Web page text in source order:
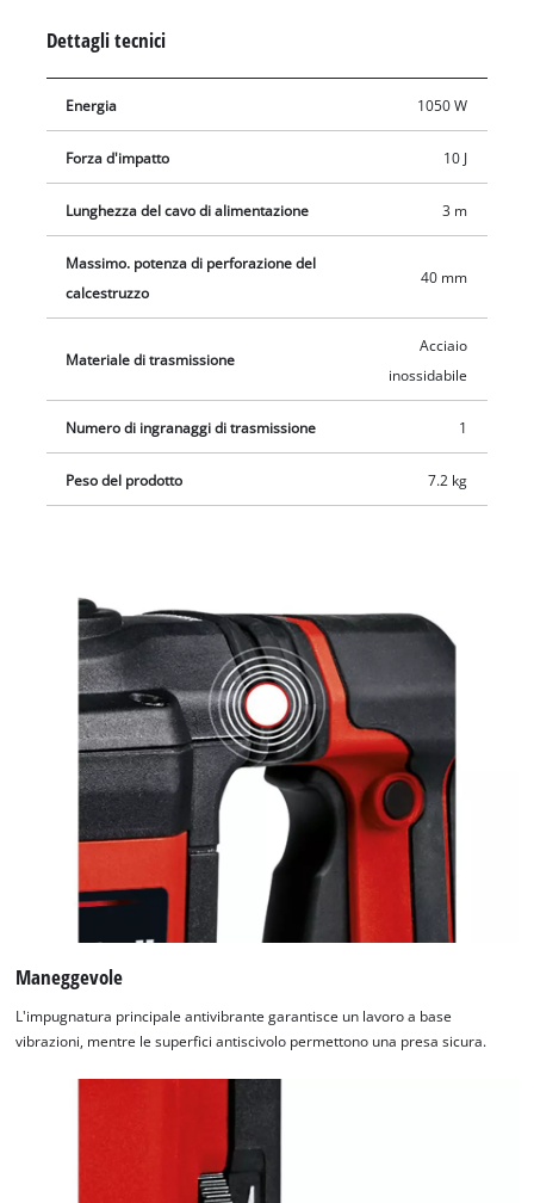
tassellatore è dotato di un blocco interruttore per lavorare in
maniera facile e confortevole, e di un robusto mandrino con
attacco SDS-Max con funzione semiautomatica. Il sistema
affrontare ogni tipo di materiale e lavorazione con la giusta
potenza. La fornitura comprende uno scalpello piatto e a
punta in una valigetta E-Box M55.
Dettagli tecnici
Energia 1050 W
Forza d'impatto 10 J
Lunghezza del cavo di alimentazione 3 m
Massimo. potenza di perforazione del
calcestruzzo
40 mm
Materiale di trasmissione
Acciaio
inossidabile
Numero di ingranaggi di trasmissione 1
Peso del prodotto 7.2 kg
Maneggevole
L'impugnatura principale antivibrante garantisce un lavoro a base
vibrazioni, mentre le superfici antiscivolo permettono una presa sicura.